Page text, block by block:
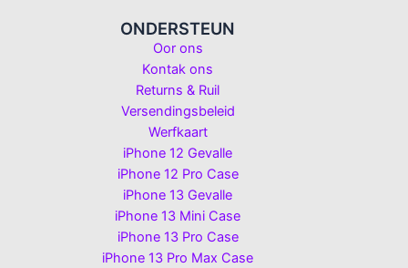
ONDERSTEUN
Oor ons
Kontak ons
Returns & Ruil
Versendingsbeleid
Werfkaart
iPhone 12 Gevalle
iPhone 12 Pro Case
iPhone 13 Gevalle
iPhone 13 Mini Case
iPhone 13 Pro Case
iPhone 13 Pro Max Case